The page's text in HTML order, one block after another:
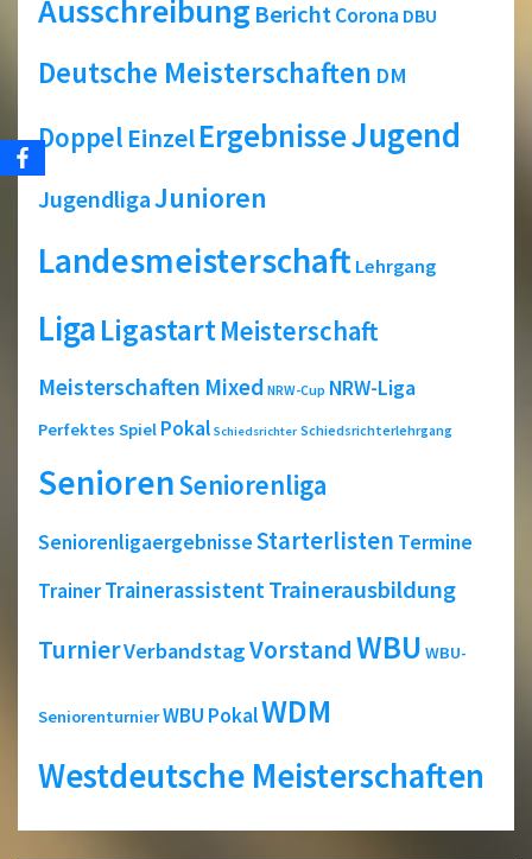
Ausschreibung BerichtCorona DBU
Deutsche Meisterschaften DM
Doppel EinzelErgebnisseJugend
JugendligaJunioren
Landesmeisterschaft Lehrgang
LigaLigastartMeisterschaft
Meisterschaften Mixed NRW-Cup NRW-Liga
Perfektes Spiel Pokal Schiedsrichter Schiedsrichterlehrgang
SeniorenSeniorenliga
SeniorenligaergebnisseStarterlisten Termine
TrainerTrainerassistentTrainerausbildung
TurnierVerbandstagVorstandWBU WBU-
SeniorenturnierWBU PokalWDM
Westdeutsche Meisterschaften